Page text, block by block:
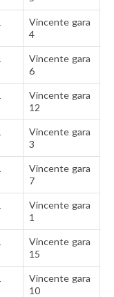
Vincente gara
4
Vincente gara
6
Vincente gara
12
Vincente gara
3
Vincente gara
7
Vincente gara
1
Vincente gara
15
Vincente gara
10